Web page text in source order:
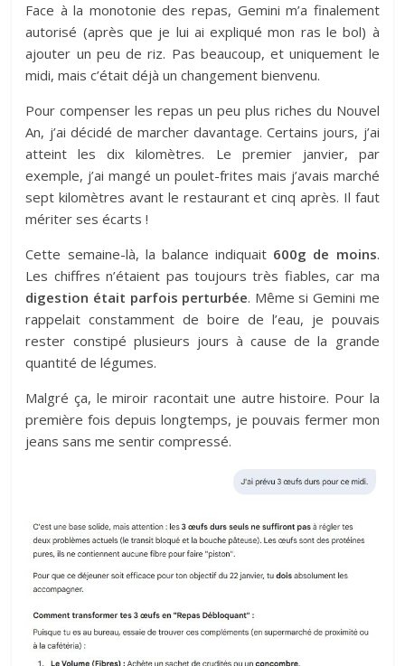
Face à la monotonie des repas, Gemini m’a finalement
autorisé (après que je lui ai expliqué mon ras le bol) à
ajouter un peu de riz. Pas beaucoup, et uniquement le
midi, mais c’était déjà un changement bienvenu.
Pour compenser les repas un peu plus riches du Nouvel
An, j’ai décidé de marcher davantage. Certains jours, j’ai
atteint les dix kilomètres. Le premier janvier, par
exemple, j’ai mangé un poulet-frites mais j’avais marché
sept kilomètres avant le restaurant et cinq après. Il faut
mériter ses écarts !
Cette semaine-là, la balance indiquait 600g de moins.
Les chiffres n’étaient pas toujours très fiables, car ma
digestion était parfois perturbée. Même si Gemini me
rappelait constamment de boire de l’eau, je pouvais
rester constipé plusieurs jours à cause de la grande
quantité de légumes.
Malgré ça, le miroir racontait une autre histoire. Pour la
première fois depuis longtemps, je pouvais fermer mon
jeans sans me sentir compressé.